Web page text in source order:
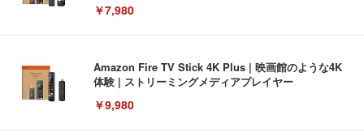
￥7,980
Amazon Fire TV Stick 4K Plus | 映画館のような4K
体験 | ストリーミングメディアプレイヤー
￥9,980